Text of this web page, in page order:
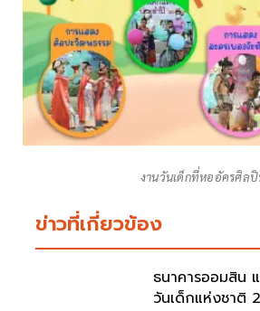
งานวันเด็กที่หออัครศิล
ข่าวที่เกี่ยวข้อง
ธนาคารออมสิน
วันเด็กแห่งชาติ